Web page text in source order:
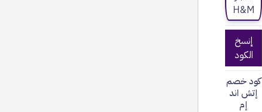
إنسخ
الكود
كود خصم
إتش اند
إم